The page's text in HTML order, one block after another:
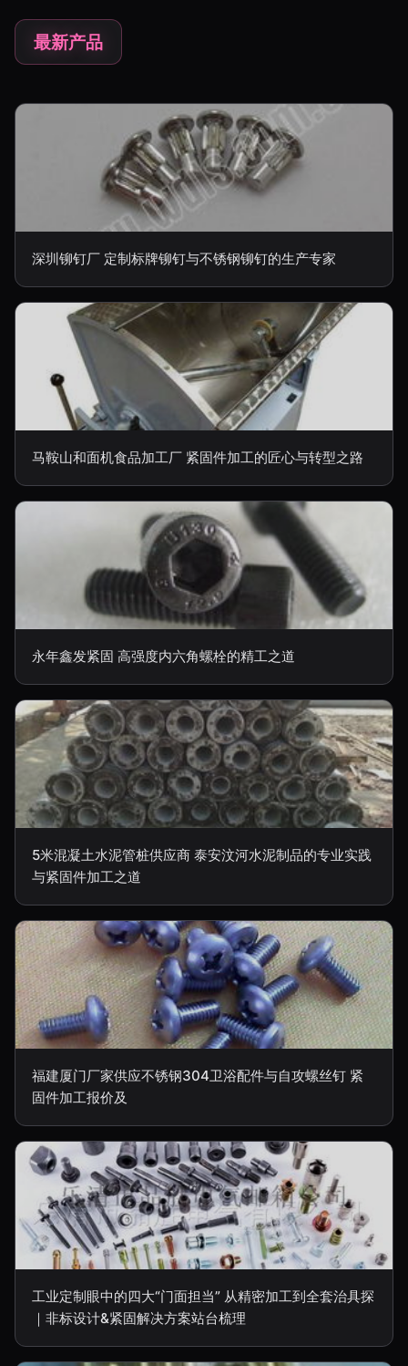
最新产品
深圳铆钉厂 定制标牌铆钉与不锈钢铆钉的生产专家
马鞍山和面机食品加工厂 紧固件加工的匠心与转型之路
永年鑫发紧固 高强度内六角螺栓的精工之道
5米混凝土水泥管桩供应商 泰安汶河水泥制品的专业实践
与紧固件加工之道
福建厦门厂家供应不锈钢304卫浴配件与自攻螺丝钉 紧
固件加工报价及
工业定制眼中的四大“门面担当” 从精密加工到全套治具探
｜非标设计&紧固解决方案站台梳理